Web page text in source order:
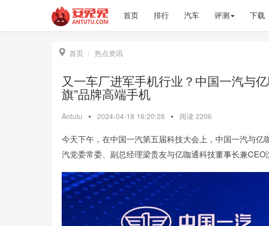
首页 排行 汽车 评测 下载
 首页 热点资讯
又一车厂进军手机行业？中国一汽与
旗”品牌高端手机
Antutu • 2024-04-18 16:20:28 • 阅读 2206
今天下午，在中国一汽第五届科技大会上，中国一汽与
汽党委常委、副总经理梁贵友与亿咖通科技董事长兼CEO